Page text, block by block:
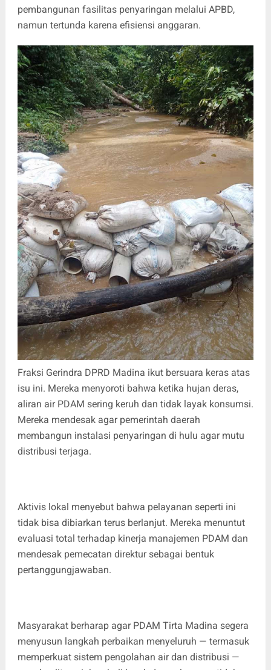
pembangunan fasilitas penyaringan melalui APBD,
namun tertunda karena efisiensi anggaran.
Fraksi Gerindra DPRD Madina ikut bersuara keras atas
isu ini. Mereka menyoroti bahwa ketika hujan deras,
aliran air PDAM sering keruh dan tidak layak konsumsi.
Mereka mendesak agar pemerintah daerah
membangun instalasi penyaringan di hulu agar mutu
distribusi terjaga.
Aktivis lokal menyebut bahwa pelayanan seperti ini
tidak bisa dibiarkan terus berlanjut. Mereka menuntut
evaluasi total terhadap kinerja manajemen PDAM dan
mendesak pemecatan direktur sebagai bentuk
pertanggungjawaban.
Masyarakat berharap agar PDAM Tirta Madina segera
menyusun langkah perbaikan menyeluruh — termasuk
memperkuat sistem pengolahan air dan distribusi —